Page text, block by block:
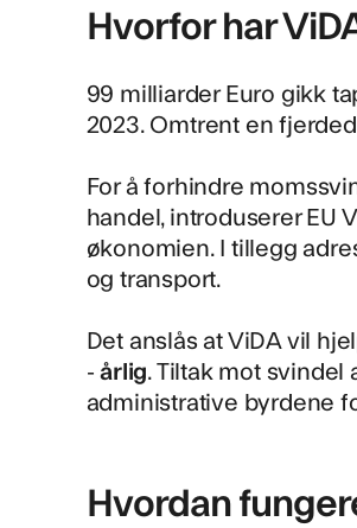
Hvorfor har
99 milliarder Euro gikk
2023. Omtrent en
For å forhindre
handel, introduserer EU
økonomien. I tillegg
og transport.
Det anslås at ViDA vil
-årlig. Tiltak mot svindel
administrative byrdene
Hvordan